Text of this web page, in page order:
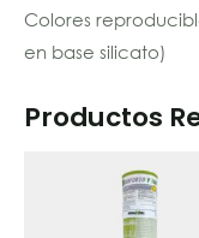
Colores
en base silicato)
Productos